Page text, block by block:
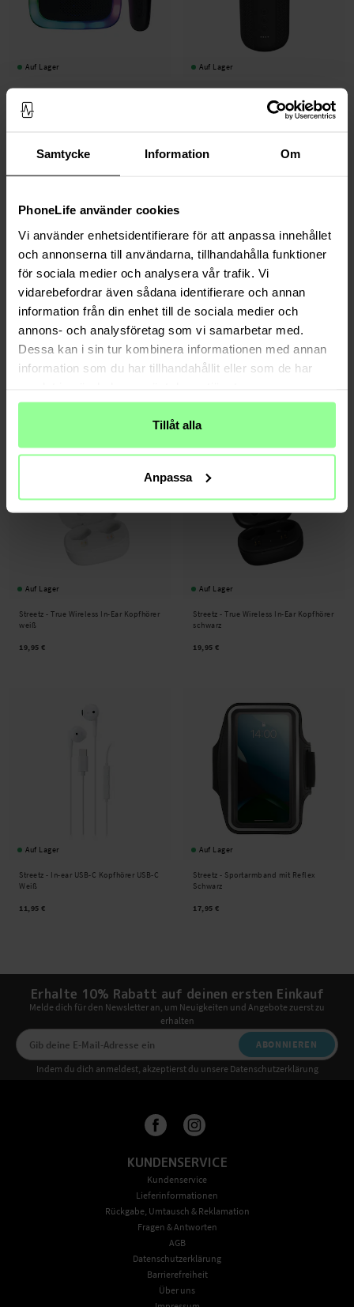
Samtycke Information Om
PhoneLife använder cookies
Vi använder enhetsidentifierare för att anpassa innehållet
och annonserna till användarna, tillhandahålla funktioner
för sociala medier och analysera vår trafik. Vi
vidarebefordrar även sådana identifierare och annan
information från din enhet till de sociala medier och
annons- och analysföretag som vi samarbetar med.
Dessa kan i sin tur kombinera informationen med annan
information som du har tillhandahållit eller som de har
Tillåt alla
Anpassa
Auf Lager
Streetz -Karaoke-Lautsprecher mit
kabellosem Mikrofon schwarz
Auf Lager
Streetz -Wasserdichter Bluetooth-
Lautsprecher schwarz
Auf Lager
Streetz -Semi-in-ear Kopfhörer USB-C
schwarz
Auf Lager
Streetz -Bluetooth-Lautsprecher mit
RGB-Beleuchtung schwarz
Auf Lager
Streetz - True Wireless In-Ear Kopfhörer
weiß
19,95 €
Auf Lager
Streetz - True Wireless In-Ear Kopfhörer
schwarz
19,95 €
Auf Lager
Streetz - In-ear USB-C Kopfhörer USB-C
Weiß
11,95 €
Auf Lager
Streetz - Sportarmband mit Reflex
Schwarz
17,95 €
Erhalte 10% Rabatt auf deinen ersten Einkauf
Melde dich für den Newsletter an, um Neuigkeiten und Angebote zuerst zu
erhalten
ABONNIEREN
Indem du dich anmeldest, akzeptierst du unsere Datenschutzerklärung
KUNDENSERVICE
Kundenservice
Lieferinformationen
Rückgabe, Umtausch & Reklamation
Fragen & Antworten
AGB
Datenschutzerklärung
Barrierefreiheit
Über uns